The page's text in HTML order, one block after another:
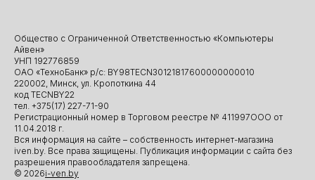
Общество с Ограниченной Ответственностью «Компьютеры
Айвен»
УНП 192776859
ОАО «ТехноБанк» р/с: BY98TECN30121817600000000010
220002, Минск, ул. Кропоткина 44
код TECNBY22
тел. +375(17) 227-71-90
Регистрационный номер в Торговом реестре № 411997ООО от
11.04.2018 г.
Вся информация на сайте – собственность интернет-магазина
iven.by. Все права защищены. Публикация информации с сайта без
разрешения правообладателя запрещена.
© 2026i-ven.by